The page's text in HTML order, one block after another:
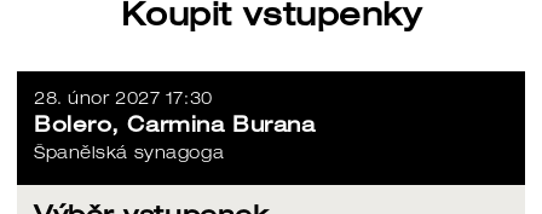
Koupit vstupenky
28. únor 2027 17:30
Bolero, Carmina Burana
Španělská synagoga